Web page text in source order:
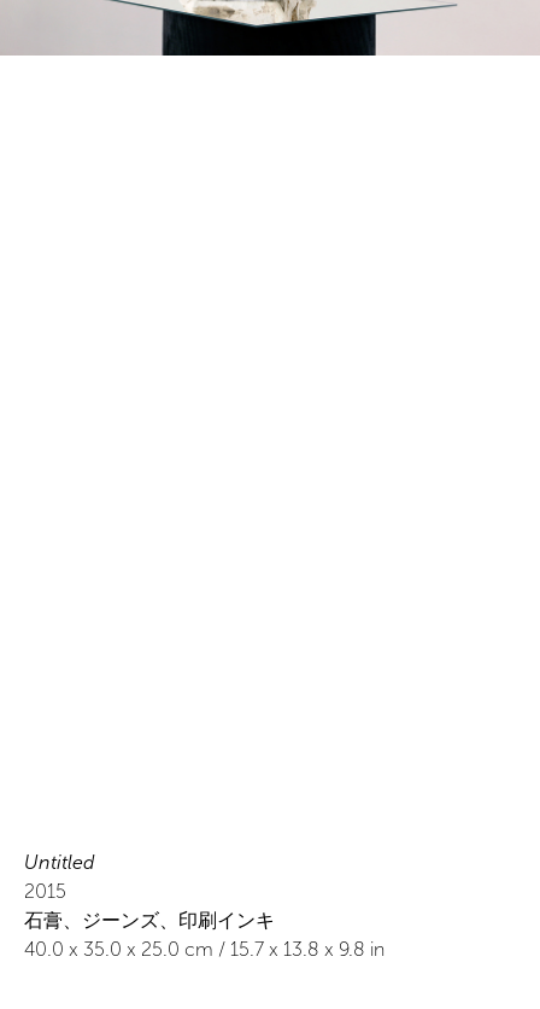
Untitled
2015
石膏、ジーンズ、印刷インキ
40.0 x 35.0 x 25.0 cm / 15.7 x 13.8 x 9.8 in